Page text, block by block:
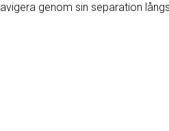
genom sin separation